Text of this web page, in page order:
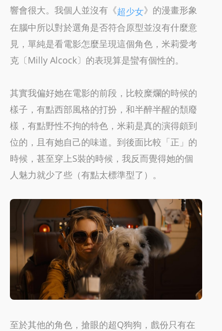
響會很大。我個人並沒有《超少女》的漫畫形象
在腦中所以對於選角是否符合原型並沒有什麼意
見，單純是看電影怎麼呈現這個角色，米莉愛考
克〔Milly Alcock〕的表現算是蠻有個性的。
其實我偏好她在電影的前段，比較糜爛的時候的
樣子，有點西部風格的打扮，和半醉半醒的頹廢
樣，有點野性不拘的特色，米莉是真的演得頗到
位的，且有她自己的味道。到後面比較「正」的
時候，甚至穿上S裝的時候，我反而覺得她的個
人魅力就少了些（有點太標準型了）。
至於其他的角色，搶眼的超Q狗狗，戲份只有在